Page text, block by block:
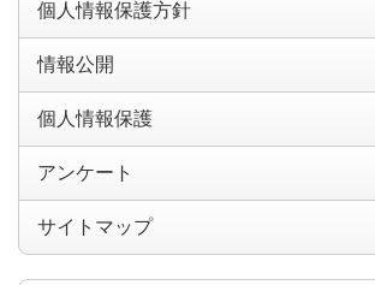
個人情報保護方針
情報公開
個人情報保護
アンケート
サイトマップ